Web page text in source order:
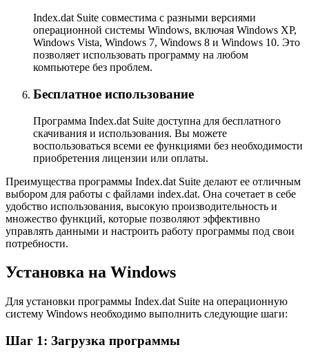
Index.dat Suite совместима с разными версиями
операционной системы Windows, включая Windows XP,
Windows Vista, Windows 7, Windows 8 и Windows 10. Это
позволяет использовать программу на любом
компьютере без проблем.
Бесплатное использование
Программа Index.dat Suite доступна для бесплатного
скачивания и использования. Вы можете
воспользоваться всеми ее функциями без необходимости
приобретения лицензии или оплаты.
Преимущества программы Index.dat Suite делают ее отличным
выбором для работы с файлами index.dat. Она сочетает в себе
удобство использования, высокую производительность и
множество функций, которые позволяют эффективно
управлять данными и настроить работу программы под свои
потребности.
Установка на Windows
Для установки программы Index.dat Suite на операционную
систему Windows необходимо выполнить следующие шаги:
Шаг 1: Загрузка программы